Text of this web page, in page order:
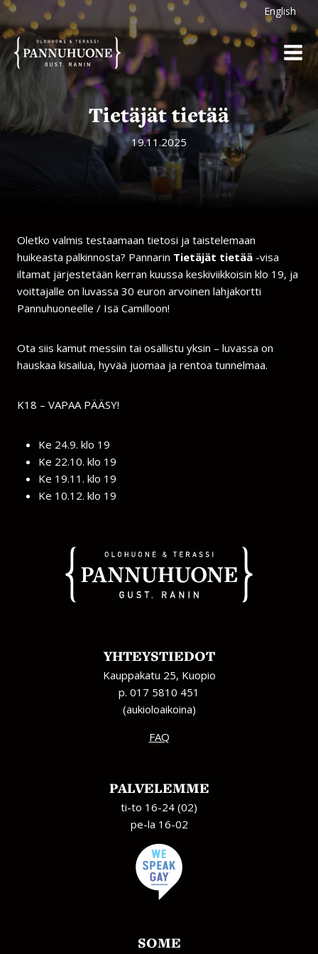
Siirry
sisältöön
English
Tietäjät tietää
19.11.2025
Oletko valmis testaamaan tietosi ja taistelemaan
huikeasta palkinnosta? Pannarin Tietäjät tietää -visa
iltamat järjestetään kerran kuussa keskiviikkoisin klo 19, ja
voittajalle on luvassa 30 euron arvoinen lahjakortti
Pannuhuoneelle / Isä Camilloon!
Ota siis kamut messiin tai osallistu yksin – luvassa on
hauskaa kisailua, hyvää juomaa ja rentoa tunnelmaa.
K18 – VAPAA PÄÄSY!
Ke 24.9. klo 19
Ke 22.10. klo 19
Ke 19.11. klo 19
Ke 10.12. klo 19
YHTEYSTIEDOT
Kauppakatu 25, Kuopio
p. 017 5810 451
(aukioloaikoina)
FAQ
PALVELEMME
ti-to 16-24 (02)
pe-la 16-02
SOME